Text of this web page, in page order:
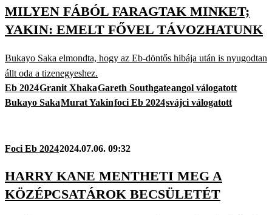
MILYEN FÁBÓL FARAGTAK MINKET;
YAKIN: EMELT FŐVEL TÁVOZHATUNK
Bukayo Saka elmondta, hogy az Eb-döntős hibája után is nyugodtan
állt oda a tizenegyeshez.
Eb 2024Granit XhakaGareth Southgateangol válogatott
Bukayo SakaMurat Yakinfoci Eb 2024svájci válogatott
Foci Eb 20242024.07.06. 09:32
HARRY KANE MENTHETI MEG A
KÖZÉPCSATÁROK BECSÜLETÉT